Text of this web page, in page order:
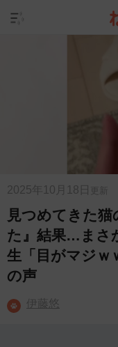
2025年10月18日 更新
見つめてきた
た』結果…まさ
生「目がマジｗ
の声
伊藤悠